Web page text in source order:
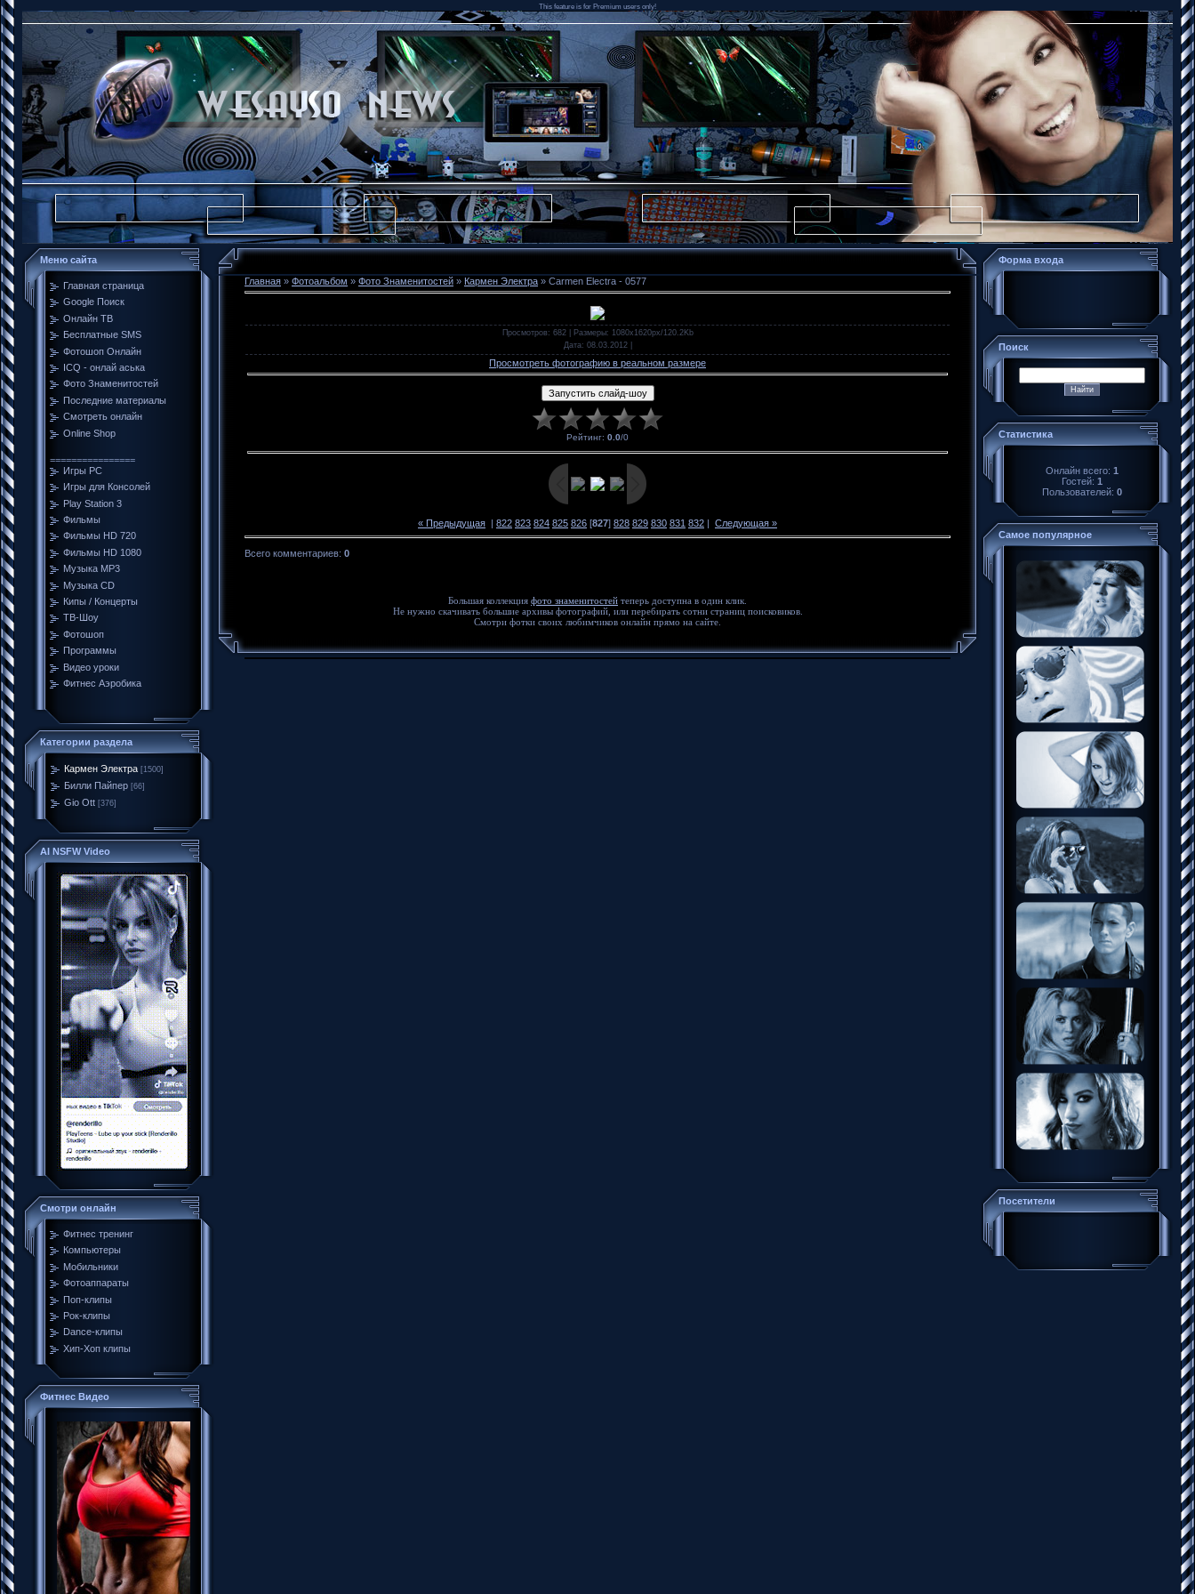
This feature is for Premium users only!
Меню сайта
Главная страница
Google Поиск
Онлайн ТВ
Бесплатные SMS
Фотошоп Онлайн
ICQ - онлай аська
Фото Знаменитостей
Последние материалы
Смотреть онлайн
Online Shop
================
Игры PC
Игры для Консолей
Play Station 3
Фильмы
Фильмы HD 720
Фильмы HD 1080
Музыка MP3
Музыка CD
Кипы / Концерты
ТВ-Шоу
Фотошоп
Программы
Видео уроки
Фитнес Аэробика
Категории раздела
Кармен Электра [1500]
Билли Пайпер [66]
Gio Ott [376]
AI NSFW Video
Смотри онлайн
Фитнес тренинг
Компьютеры
Мобильники
Фотоаппараты
Поп-клипы
Рок-клипы
Dance-клипы
Хип-Хоп клипы
Фитнес Видео
Главная » Фотоальбом » Фото Знаменитостей » Кармен Электра » Carmen Electra - 0577
Просмотров: 682 | Размеры: 1080x1620px/120.2Kb
Дата: 08.03.2012
Просмотреть фотографию в реальном размере
Рейтинг: 0.0/0
« Предыдущая | 822 823 824 825 826 [827] 828 829 830 831 832 | Следующая »
Всего комментариев: 0
Большая коллекция фото знаменитостей теперь доступна в один клик.
Не нужно скачивать большие архивы фотографий, или перебирать сотни страниц поисковиков.
Смотри фотки своих любимчиков онлайн прямо на сайте.
Форма входа
Поиск
Статистика
Онлайн всего: 1
Гостей: 1
Пользователей: 0
Самое популярное
Посетители